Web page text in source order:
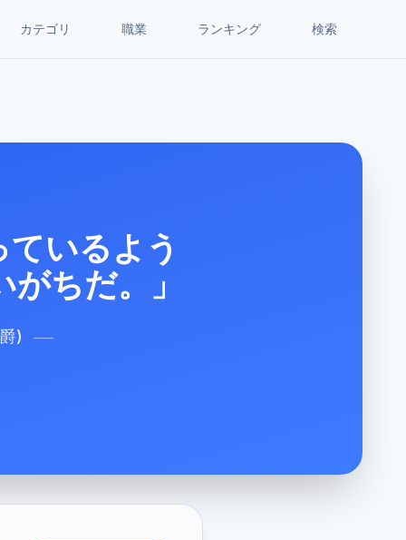
カテゴリ 職業 ランキング 検索
いるよう
ちだ。」
) ──